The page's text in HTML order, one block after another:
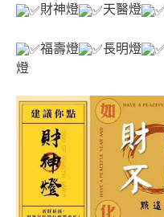
財神燈 天醫燈
福壽燈 長明燈
燈